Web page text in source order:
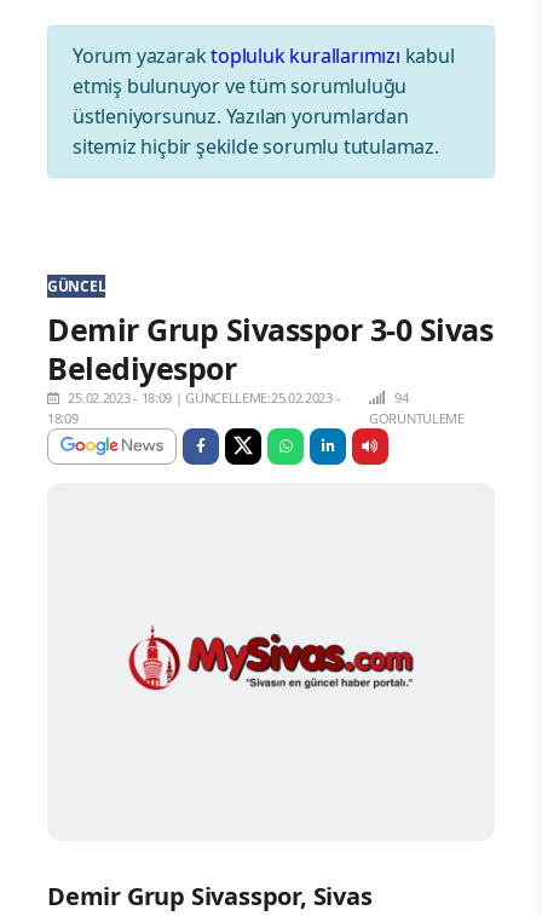
Yorum yazaraktopluluk kurallarımızı kabul
etmiş bulunuyor ve tüm sorumluluğu
üstleniyorsunuz. Yazılan yorumlardan
sitemiz hiçbir şekilde sorumlu tutulamaz.
GÜNCEL
Demir Grup Sivasspor 3-0 Sivas
Belediyespor
25.02.2023 - 18:09 |GÜNCELLEME:25.02.2023 -
18:09
94
GÖRÜNTÜLEME
Demir Grup Sivasspor, Sivas